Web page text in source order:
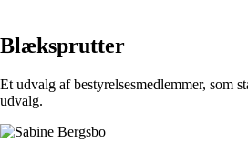
Blæksprutter
Et udvalg af bestyrelsesmedlemmer, som
udvalg.